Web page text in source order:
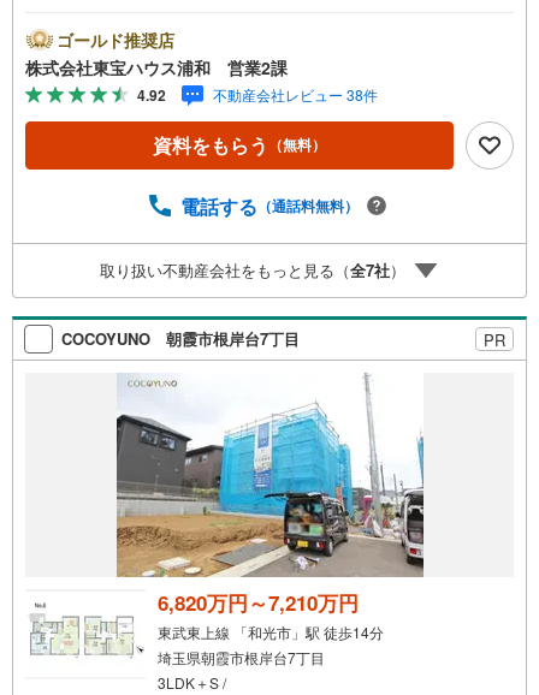
業時間:7:00～22:00（年中無休）こちらの時間帯はお電話
でのお問い合わせがスムーズにご案内できますぜひお気軽
にご連絡下さい！東宝ハウスライフソリューションズグル
ープ 東宝ハウス浦和 特別提携金利〔一例〕東宝ハウス
浦和の住宅ローン■変動金利全期間引下げプラン⇒住宅ロー
ン金利優遇割の最大適用《0.89％》と某信用金庫金利1.27
03万円※2026年7月末実行分まで（審査・要件があります）
のライフパートナーが直接ご対応ライフプランニング、か
けつけサポート、Club Offプレミアムなど多彩なサービスが
ございます
ゴールド推奨店
株式会社東宝ハウス浦和 営業2課
4.92 不動産会社レビュー 38件
資料をもらう （無料）
電話する （通話料無料）
取り扱い不動産会社をもっと見る（全7社）
COCOYUNO 朝霞市根岸台7丁目 PR
6,820万円～7,210万円
東武東上線 「和光市」駅 徒歩14分
埼玉県朝霞市根岸台7丁目
3LDK＋S /